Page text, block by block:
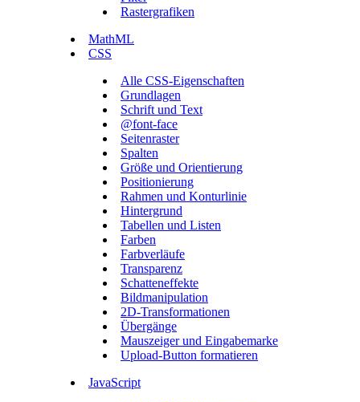
Rastergrafiken
MathML
CSS
Alle CSS-Eigenschaften
Grundlagen
Schrift und Text
@font-face
Seitenraster
Spalten
Größe und Orientierung
Positionierung
Rahmen und Konturlinie
Hintergrund
Tabellen und Listen
Farben
Farbverläufe
Transparenz
Schatteneffekte
Bildmanipulation
2D-Transformationen
Übergänge
Mauszeiger und Eingabemarke
Upload-Button formatieren
JavaScript